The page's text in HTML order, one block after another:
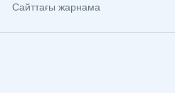
Сайттағы жарнама